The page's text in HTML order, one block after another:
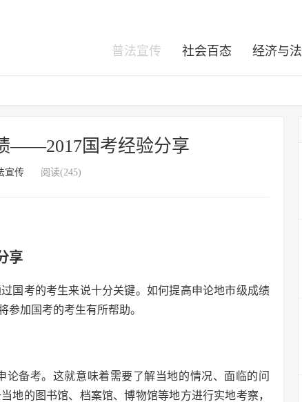
普法宣传 社会百态 经济与法
——2017国考经验分享
宣传 阅读(245)
享
国考的考生来说十分关键。如何提高申论地市级成绩
参加国考的考生有所帮助。
备考。这就意味着需要了解当地的情况、面临的问
地的图书馆、档案馆、博物馆等地方进行实地考察，